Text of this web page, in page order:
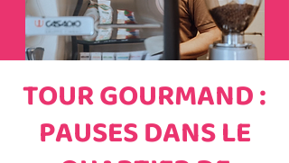
TOUR GOURMAND :
PAUSES DANS LE